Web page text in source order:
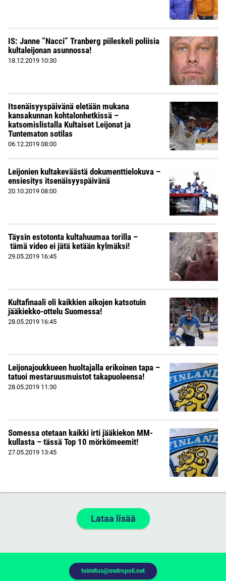
IS: Janne ”Nacci” Tranberg piileskeli poliisia
kultaleijonan asunnossa!
18.12.2019 10:30
Itsenäisyyspäivänä eletään mukana
kansakunnan kohtalonhetkissä –
katsomislistalla Kultaiset Leijonat ja
Tuntematon sotilas
06.12.2019 08:00
Leijonien kultakeväästä dokumenttielokuva –
ensiesitys itsenäisyyspäivänä
20.10.2019 08:00
Täysin estotonta kultahuumaa torilla –
tämä video ei jätä ketään kylmäksi!
29.05.2019 16:45
Kultafinaali oli kaikkien aikojen katsotuin
jääkiekko-ottelu Suomessa!
28.05.2019 16:45
Leijonajoukkueen huoltajalla erikoinen tapa –
tatuoi mestaruusmuistot takapuoleensa!
28.05.2019 11:30
Somessa otetaan kaikki irti jääkiekon MM-
kullasta – tässä Top 10 mörkömeemit!
27.05.2019 13:45
Lataa lisää
toimitus@metropoli.net